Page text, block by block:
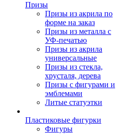
Призы
Призы из акрила по
форме на заказ
Призы из металла с
УФ-печатью
Призы из акрила
универсальные
Призы из стекла,
хрусталя, дерева
Призы с фигурами и
эмблемами
Литые статуэтки
Пластиковые фигурки
Фигуры